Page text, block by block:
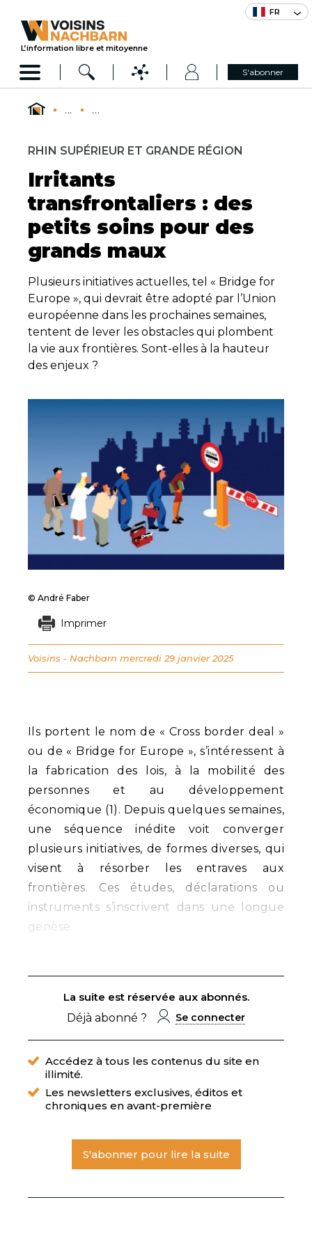
FR
L’information libre et mitoyenne
S'abonner
... ...
RHIN SUPÉRIEUR ET GRANDE RÉGION
Irritants
transfrontaliers : des
petits soins pour des
grands maux
Plusieurs initiatives actuelles, tel « Bridge for
Europe », qui devrait être adopté par l’Union
européenne dans les prochaines semaines,
tentent de lever les obstacles qui plombent
la vie aux frontières. Sont-elles à la hauteur
des enjeux ?
Ils portent le nom de « Cross border deal »
ou de « Bridge for Europe », s’intéressent à
la fabrication des lois, à la mobilité des
personnes et au développement
économique (1). Depuis quelques semaines,
une séquence inédite voit converger
plusieurs initiatives, de formes diverses, qui
visent à résorber les entraves aux
frontières. Ces études, déclarations ou
instruments s’inscrivent dans une longue
genèse.
La suite est réservée aux abonnés.
Déjà abonné ?
Se connecter
Accédez à tous les contenus du site en
illimité.
Les newsletters exclusives, éditos et
chroniques en avant-première
S'abonner pour lire la suite
© André Faber
Imprimer
Voisins - Nachbarn mercredi 29 janvier 2025